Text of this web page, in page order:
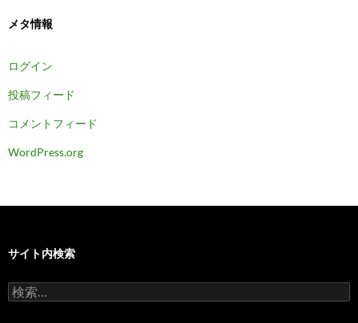
メタ情報
ログイン
投稿フィード
コメントフィード
WordPress.org
サイト内検索
検
索: